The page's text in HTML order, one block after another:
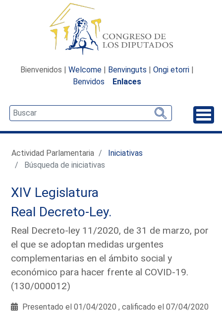
Bienvenidos | Welcome | Benvinguts | Ongi etorri |
Benvidos
Enlaces
Actividad Parlamentaria
Iniciativas
Búsqueda de iniciativas
XIV Legislatura
Real Decreto-Ley.
Real Decreto-ley 11/2020, de 31 de marzo, por
el que se adoptan medidas urgentes
complementarias en el ámbito social y
económico para hacer frente al COVID-19.
(130/000012)
Presentado el 01/04/2020 , calificado el 07/04/2020